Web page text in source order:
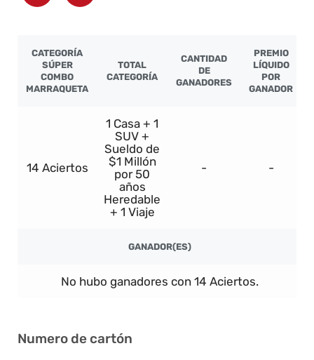
CATEGORÍA
SÚPER
COMBO
MARRAQUETA
TOTAL
CATEGORÍA
CANTIDAD
DE
GANADORES
PREMIO
LÍQUIDO
POR
GANADOR
14 Aciertos
1 Casa + 1
SUV +
Sueldo de
$1 Millón
por 50
años
Heredable
+ 1 Viaje
- -
GANADOR(ES)
No hubo ganadores con 14 Aciertos.
Numero de cartón